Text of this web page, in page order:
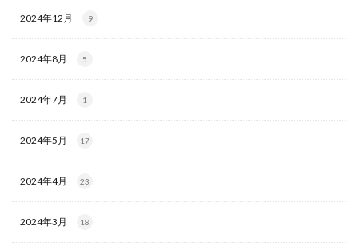
2024年12月 9
2024年8月 5
2024年7月 1
2024年5月 17
2024年4月 23
2024年3月 18